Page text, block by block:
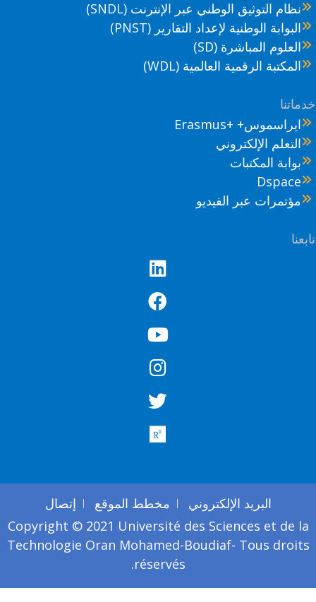
نظام التوثيق الوطني عبر الإنترنت (SNDL)
البوابة الوطنية لإعداد التقارير (PNST)
العلوم المباشرة (SD)
المكتبة الرقمية العالمية (WDL)
ايراسموس+ +Erasmus
التعلم الإلكتروني
بوابة المكتبات
Dspace
مؤتمرات عبر الفيديو
البريد الإلكتروني مخطط الموقع
إتصال
Copyright © 2021 Université des Sciences et de
Technologie Oran Mohamed-Boudiaf- Tous
réservés.